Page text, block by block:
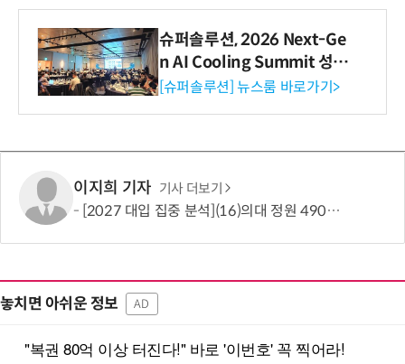
슈퍼솔루션, 2026 Next-Ge
n AI Cooling Summit 성황
리 성료
[슈퍼솔루션] 뉴스룸 바로가기>
이지희 기자 기사 더보기
[2027 대입 집중 분석](16)의대 정원 490명 늘었지만…서울·수도권은 전형 변화에 주목
놓치면 아쉬운 정보 AD